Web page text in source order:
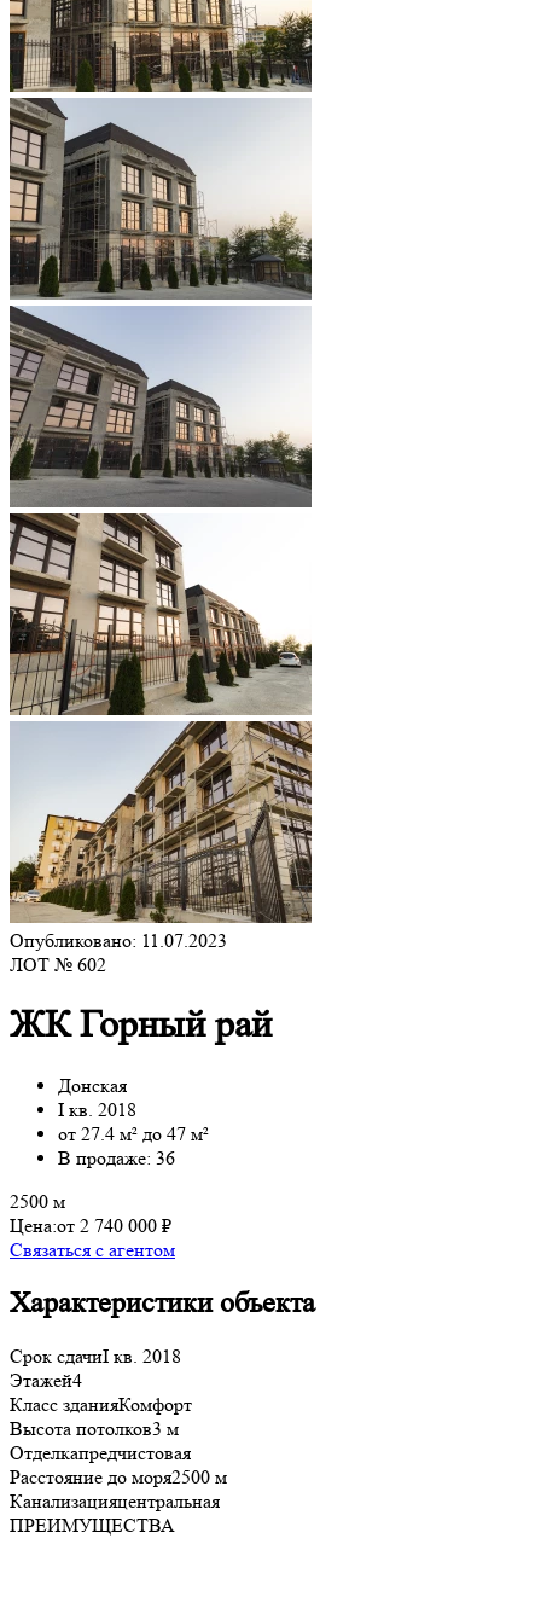
Опубликовано: 11.07.2023
ЛОТ № 602
ЖК Горный рай
Донская
I кв. 2018
от 27.4 м² до 47 м²
В продаже: 36
2500 м
Цена:от 2 740 000 ₽
Связаться с агентом
Характеристики объекта
Срок сдачиI кв. 2018
Этажей4
Класс зданияКомфорт
Высота потолков3 м
Отделкапредчистовая
Расстояние до моря2500 м
Канализацияцентральная
ПРЕИМУЩЕСТВА